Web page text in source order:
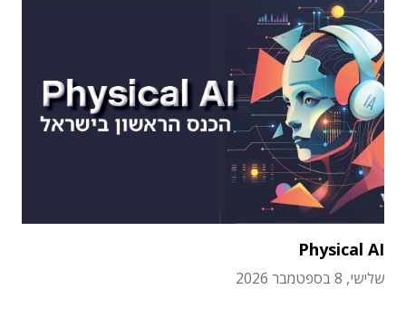
Physical AI
שלישי, 8 בספטמבר 2026